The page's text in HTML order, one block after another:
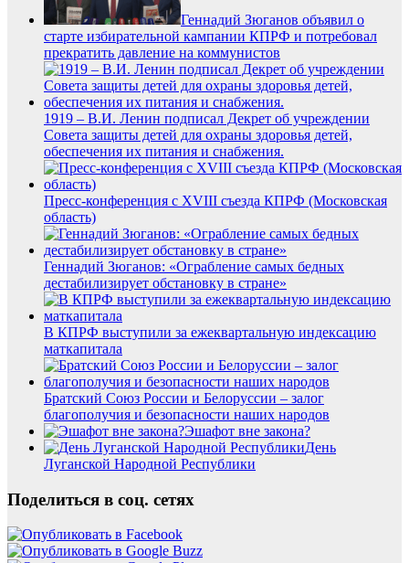
Геннадий Зюганов объявил о
старте избирательной кампании КПРФ и потребовал
прекратить давление на коммунистов
1919 – В.И. Ленин подписал Декрет об учреждении
Совета защиты детей для охраны здоровья детей,
обеспечения их питания и снабжения.
Пресс-конференция с XVIII съезда КПРФ (Московская
область)
Геннадий Зюганов: «Ограбление самых бедных
дестабилизирует обстановку в стране»
В КПРФ выступили за ежеквартальную индексацию
маткапитала
Братский Союз России и Белоруссии – залог
благополучия и безопасности наших народов
Эшафот вне закона?
День
Луганской Народной Республики
Поделиться в соц. сетях